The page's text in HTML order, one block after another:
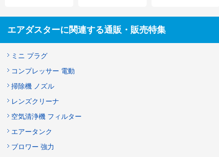
エアダスターに関連する通販・販売特集
ミニ プラグ
コンプレッサー 電動
掃除機 ノズル
レンズクリーナ
空気清浄機 フィルター
エアータンク
ブロワー 強力